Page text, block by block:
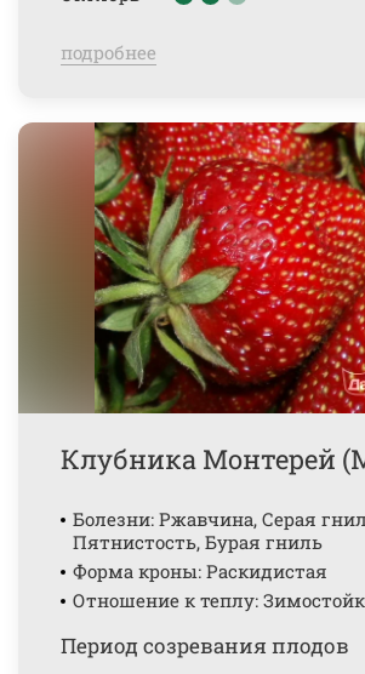
подробнее
Клубника Монтерей
Болезни: Ржавчина, Серая
Пятнистость, Бурая гниль
Форма кроны: Раскидистая
Отношение к теплу:
Период созревания плодов